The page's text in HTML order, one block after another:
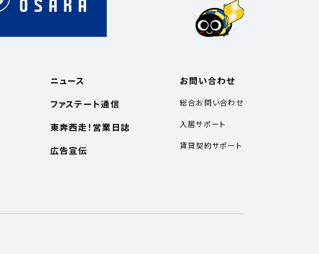
ニュース
ファステート通信
東奔西走！営業日誌
広告宣伝
お問い合わせ
総合お問い合わせ
入居サポート
賃貸契約サポート